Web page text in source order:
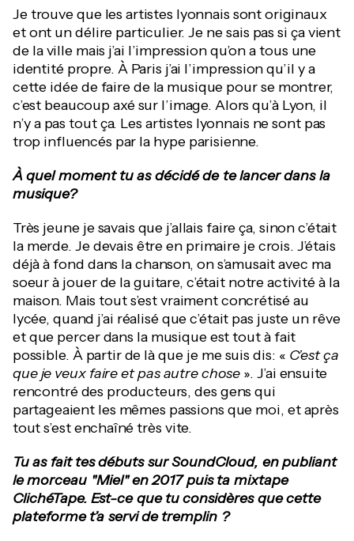
Je trouve que les artistes lyonnais sont originaux
et ont un délire particulier. Je ne sais pas si ça vient
de la ville mais j’ai l’impression qu’on a tous une
identité propre. À Paris j’ai l’impression qu’il y a
cette idée de faire de la musique pour se montrer,
c’est beaucoup axé sur l’image. Alors qu’à Lyon, il
n’y a pas tout ça. Les artistes lyonnais ne sont pas
trop influencés par la hype parisienne.
À quel moment tu as décidé de te lancer dans la
musique?
Très jeune je savais que j’allais faire ça, sinon c’était
la merde. Je devais être en primaire je crois. J’étais
déjà à fond dans la chanson, on s’amusait avec ma
soeur à jouer de la guitare, c’était notre activité à la
maison. Mais tout s’est vraiment concrétisé au
lycée, quand j’ai réalisé que c’était pas juste un rêve
et que percer dans la musique est tout à fait
possible. À partir de là que je me suis dis: « C’est ça
que je veux faire et pas autre chose ». J’ai ensuite
rencontré des producteurs, des gens qui
partageaient les mêmes passions que moi, et après
tout s’est enchaîné très vite.
Tu as fait tes débuts sur SoundCloud, en publiant
le morceau "Miel" en 2017 puis ta mixtape
ClichéTape. Est-ce que tu considères que cette
plateforme t’a servi de tremplin ?